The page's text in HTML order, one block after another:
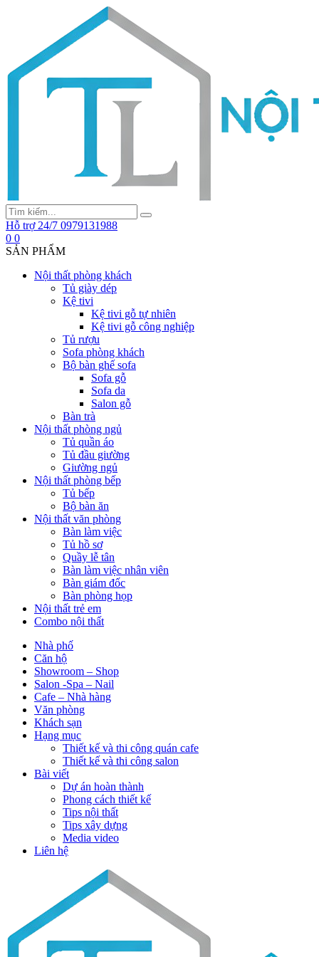
Hỗ trợ 24/7 0979131988
0 0
SẢN PHẨM
Nội thất phòng khách
Tủ giày dép
Kệ tivi
Kệ tivi gỗ tự nhiên
Kệ tivi gỗ công nghiệp
Tủ rượu
Sofa phòng khách
Bộ bàn ghế sofa
Sofa gỗ
Sofa da
Salon gỗ
Bàn trà
Nội thất phòng ngủ
Tủ quần áo
Tủ đầu giường
Giường ngủ
Nội thất phòng bếp
Tủ bếp
Bộ bàn ăn
Nội thất văn phòng
Bàn làm việc
Tủ hồ sơ
Quầy lễ tân
Bàn làm việc nhân viên
Bàn giám đốc
Bàn phòng họp
Nội thất trẻ em
Combo nội thất
Nhà phố
Căn hộ
Showroom – Shop
Salon -Spa – Nail
Cafe – Nhà hàng
Văn phòng
Khách sạn
Hạng mục
Thiết kế và thi công quán cafe
Thiết kế và thi công salon
Bài viết
Dự án hoàn thành
Phong cách thiết kế
Tips nội thất
Tips xây dựng
Media video
Liên hệ